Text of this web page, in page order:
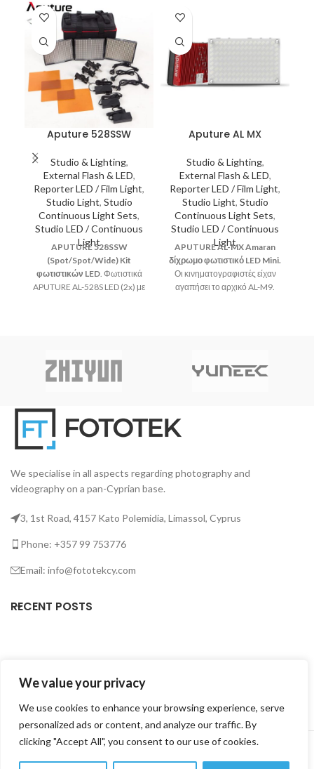
We value your privacy
We use cookies to enhance your browsing experience, serve
personalized ads or content, and analyze our traffic. By
clicking "Accept All", you consent to our use of cookies.
Aputure 528SSW
Studio & Lighting,
External Flash & LED,
Reporter LED / Film Light,
Studio Light, Studio
Continuous Light Sets,
Studio LED / Continuous
Light
APUTURE 528SSW
(Spot/Spot/Wide) Kit
φωτιστικών LED. Φωτιστικά
APUTURE AL-528S LED (2x) με
χρωματικά πιστό και φυσικό
αποτέλεσμα
Aputure AL MX
Studio & Lighting,
External Flash & LED,
Reporter LED / Film Light,
Studio Light, Studio
Continuous Light Sets,
Studio LED / Continuous
Light
APUTURE AL-MX Amaran
δίχρωμο φωτιστικό LED Mini.
Οι κινηματογραφιστές είχαν
αγαπήσει το αρχικό AL-M9.
φωτιστικό
We specialise in all aspects regarding photography and
videography on a pan-Cyprian base.
3, 1st Road, 4157 Kato Polemidia, Limassol, Cyprus
Phone: +357 99 753776
Email: info@fototekcy.com
RECENT POSTS
PRODUCT CATEGORIES
FOTOTEK 2026 CREATED BY DIGITAL MARKETING CITY